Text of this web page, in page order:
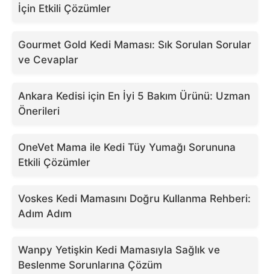
İçin Etkili Çözümler
Gourmet Gold Kedi Maması: Sık Sorulan Sorular
ve Cevaplar
Ankara Kedisi için En İyi 5 Bakım Ürünü: Uzman
Önerileri
OneVet Mama ile Kedi Tüy Yumağı Sorununa
Etkili Çözümler
Voskes Kedi Mamasını Doğru Kullanma Rehberi:
Adım Adım
Wanpy Yetişkin Kedi Mamasıyla Sağlık ve
Beslenme Sorunlarına Çözüm